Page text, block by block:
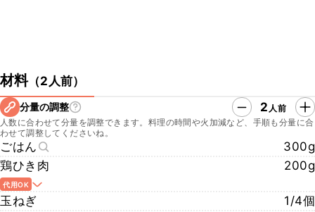
材料（2人前）
分量の調整 2 人前
人数に合わせて分量を調整できます。料理の時間や火加減など、手順も分量に合
わせて調整してくださいね。
ごはん
300g
鶏ひき肉
200g
代用OK
玉ねぎ
1/4個